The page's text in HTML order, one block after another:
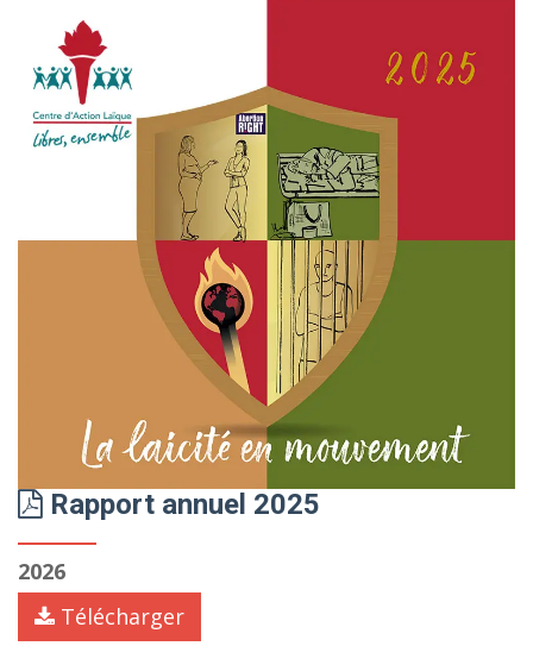
Rapport annuel 2025
2026
Télécharger